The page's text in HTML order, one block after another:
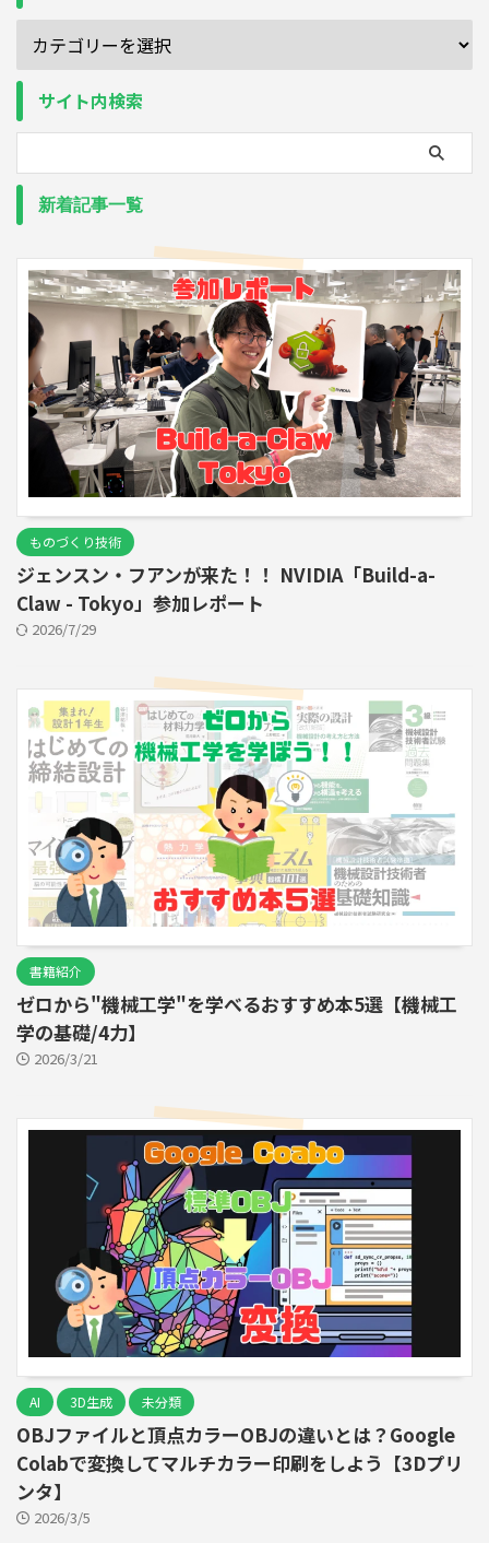
サイト内検索
新着記事一覧
ものづくり技術
ジェンスン・フアンが来た！！ NVIDIA「Build-a-
Claw - Tokyo」参加レポート
2026/7/29
書籍紹介
ゼロから"機械工学"を学べるおすすめ本5選【機械工
学の基礎/4力】
2026/3/21
AI 3D生成 未分類
OBJファイルと頂点カラーOBJの違いとは？Google
Colabで変換してマルチカラー印刷をしよう【3Dプリ
ンタ】
2026/3/5